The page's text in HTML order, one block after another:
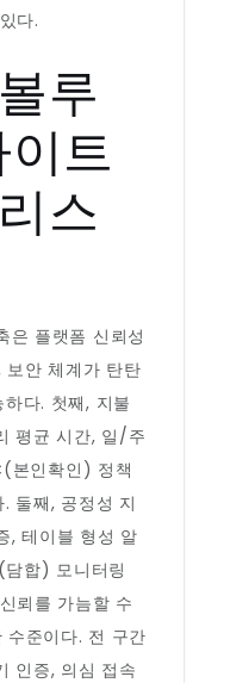
다.
루
트
스
은 플랫폼 신뢰성
보안 체계가 탄탄
다. 첫째, 지불
평균 시간, 일/주
본인확인) 정책
둘째, 공정성 지
, 테이블 형성 알
담합) 모니터링
뢰를 가늠할 수
수준이다. 전 구간
인증, 의심 접속